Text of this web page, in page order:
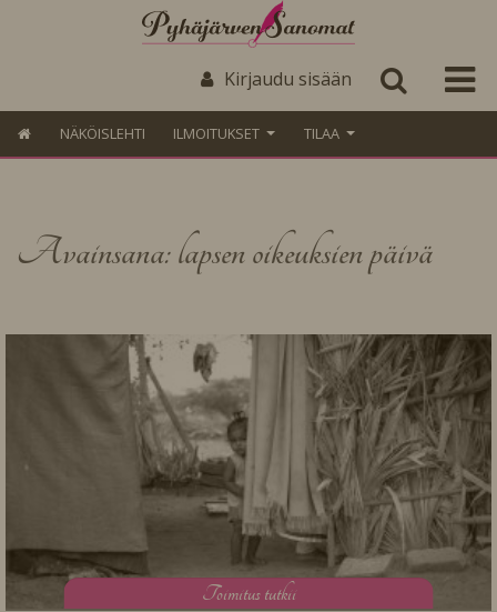
Kirjaudu sisään
NÄKÖISLEHTI ILMOITUKSET TILAA
Avainsana: lapsen oikeuksien päivä
Toimitus tutkii